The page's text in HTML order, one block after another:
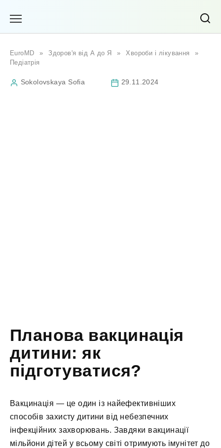
EuroMD » Здоров'я від А до Я » Хвороби і лікування
»
Педіатрія
Sokolovskaya Sofia 29.11.2024
Планова вакцинація
дитини: як
підготуватися?
Вакцинація — це один із найефективніших
способів захисту дитини від небезпечних
інфекційних захворювань. Завдяки вакцинації
мільйони дітей у всьому світі отримують імунітет до